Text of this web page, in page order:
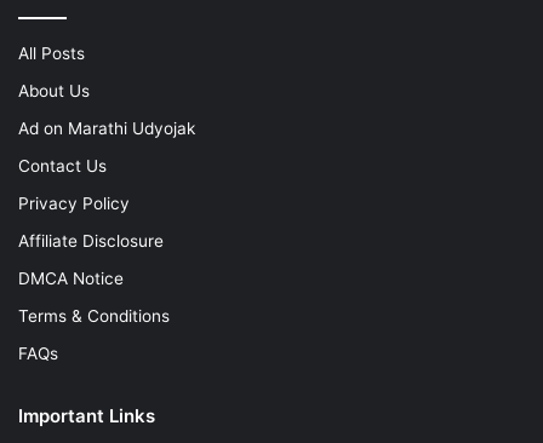
All Posts
About Us
Ad on Marathi Udyojak
Contact Us
Privacy Policy
Affiliate Disclosure
DMCA Notice
Terms & Conditions
FAQs
Important Links